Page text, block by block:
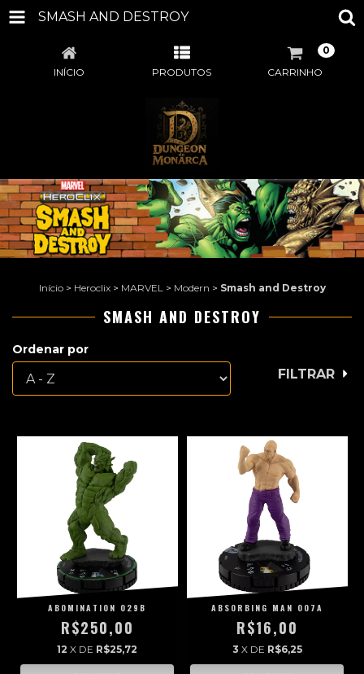
SMASH AND DESTROY
INÍCIO PRODUTOS CARRINHO
0
Início > Heroclix > MARVEL > Modern > Smash and Destroy
SMASH AND DESTROY
Ordenar por
FILTRAR
ABOMINATION 029B
R$250,00
12 X DE R$25,72
ABSORBING MAN 007A
R$16,00
3 X DE R$6,25